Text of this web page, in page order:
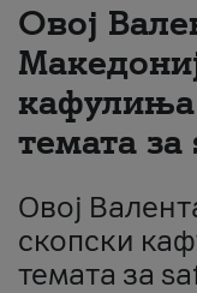
Овој
кафулиња
темата
Овој
скопски
темата за